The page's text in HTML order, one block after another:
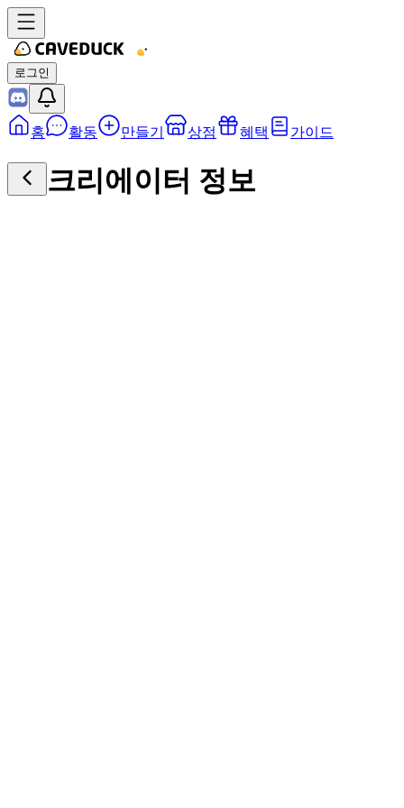
로그인
홈 활동 만들기 상점 혜택 가이드
크리에이터 정보